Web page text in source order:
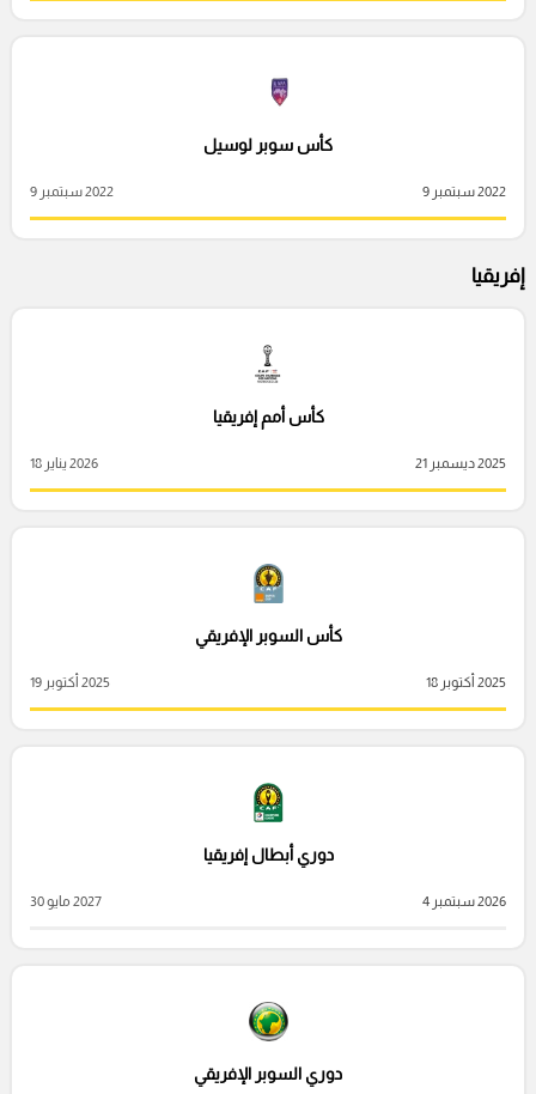
كأس سوبر لوسيل
2022 سبتمبر 9 2022 سبتمبر 9
إفريقيا
كأس أمم إفريقيا
2025 ديسمبر 21 2026 يناير 18
كأس السوبر الإفريقي
2025 أكتوبر 18 2025 أكتوبر 19
دوري أبطال إفريقيا
2026 سبتمبر 4 2027 مايو 30
دوري السوبر الإفريقي